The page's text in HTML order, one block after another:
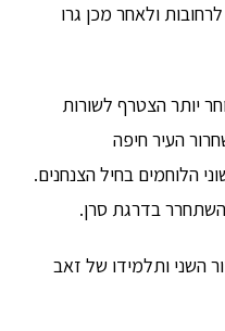
לרחובות ולאחר מכן גרו
יותר הצטרף לשורות
העיר חיפה
הלוחמים בחיל הצנחנים.
השני ותלמידו של זאב